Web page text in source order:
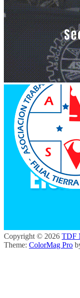
Copyright © 2026 TDF
Theme: ColorMag Pro